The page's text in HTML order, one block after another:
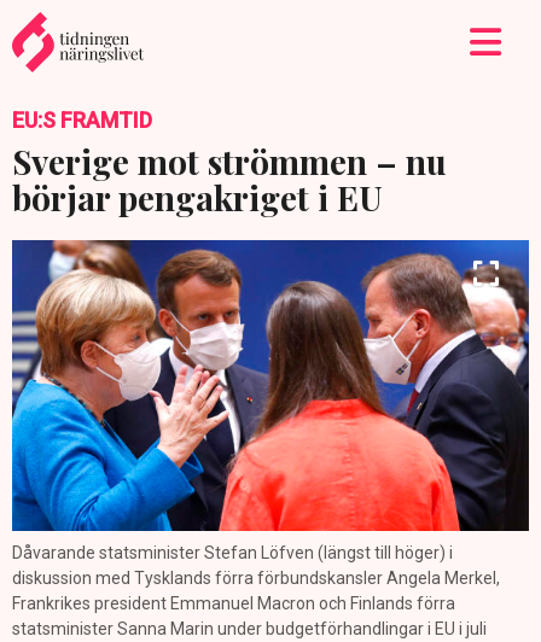
EU:S FRAMTID
Sverige mot strömmen – nu
börjar pengakriget i EU
Dåvarande statsminister Stefan Löfven (längst till höger) i
diskussion med Tysklands förra förbundskansler Angela Merkel,
Frankrikes president Emmanuel Macron och Finlands förra
statsminister Sanna Marin under budgetförhandlingar i EU i juli